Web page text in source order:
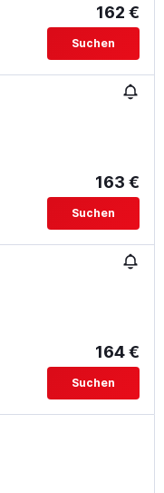
162 €
Suchen
163 €
Suchen
164 €
Suchen